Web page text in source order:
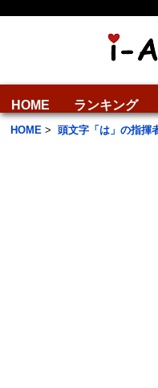
HOME ランキング
HOME > 頭文字「は」の指揮